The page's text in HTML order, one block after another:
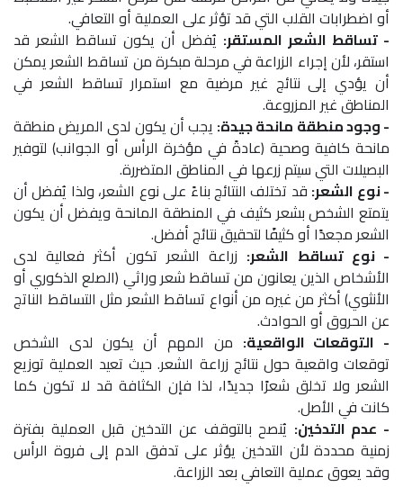
أو اضطرابات القلب التي قد تؤثر على العملية أو التعافي.
- تساقط الشعر المستقر: يُفضل أن يكون تساقط الشعر قد
استقر، لأن إجراء الزراعة في مرحلة مبكرة من تساقط الشعر يمكن
أن يؤدي إلى نتائج غير مرضية مع استمرار تساقط الشعر في
المناطق غير المزروعة.
- وجود منطقة مانحة جيدة: يجب أن يكون لدى المريض منطقة
مانحة كافية وصحية (عادةً في مؤخرة الرأس أو الجوانب) لتوفير
البصيلات التي سيتم زرعها في المناطق المتضررة.
- نوع الشعر: قد تختلف النتائج بناءً على نوع الشعر، ولذا يُفضل أن
يتمتع الشخص بشعر كثيف في المنطقة المانحة ويفضل أن يكون
الشعر مجعدًا أو كثيفًا لتحقيق نتائج أفضل.
- نوع تساقط الشعر: زراعة الشعر تكون أكثر فعالية لدى
الأشخاص الذين يعانون من تساقط شعر وراثي (الصلع الذكوري أو
الأنثوي) أكثر من غيره من أنواع تساقط الشعر مثل التساقط الناتج
عن الحروق أو الحوادث.
- التوقعات الواقعية: من المهم أن يكون لدى الشخص
توقعات واقعية حول نتائج زراعة الشعر. حيث تعيد العملية توزيع
الشعر ولا تخلق شعرًا جديدًا، لذا فإن الكثافة قد لا تكون كما
كانت في الأصل.
- عدم التدخين: يُنصح بالتوقف عن التدخين قبل العملية بفترة
زمنية محددة لأن التدخين يؤثر على تدفق الدم إلى فروة الرأس
وقد يعوق عملية التعافي بعد الزراعة.